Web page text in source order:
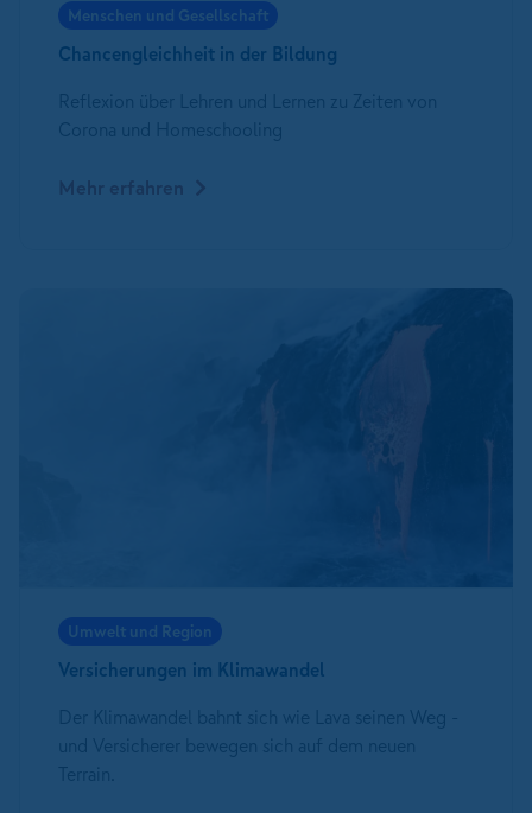
Menschen und Gesellschaft
Chancengleichheit in der Bildung
Mehr erfahren
Umwelt und Region
Versicherungen im Klimawandel